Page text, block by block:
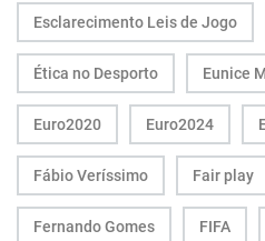
Esclarecimento Leis de Jogo
Ética no Desporto Eunice
Euro2020 Euro2024
Fábio Veríssimo Fair play
Fernando Gomes FIFA